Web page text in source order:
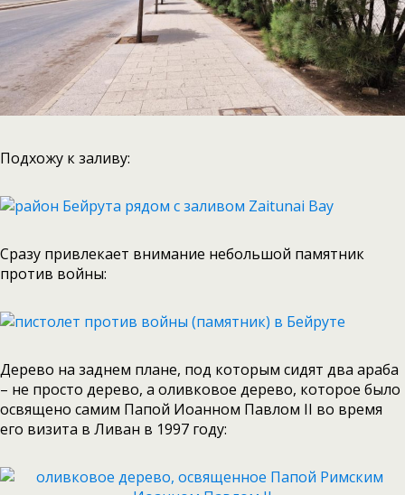
Подхожу к заливу:
Сразу привлекает внимание небольшой памятник
против войны:
Дерево на заднем плане, под которым сидят два араба
– не просто дерево, а оливковое дерево, которое было
освящено самим Папой Иоанном Павлом II во время
его визита в Ливан в 1997 году: